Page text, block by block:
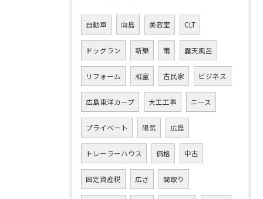
自動車 向島 美容室 CLT
ドッグラン 新築 雨 露天風呂
リフォーム 和室 古民家 ビジネス
広島東洋カープ 大工工事 ニース
プライベート 陽気 広島
トレーラーハウス 価格 中古
固定資産税 広さ 間取り